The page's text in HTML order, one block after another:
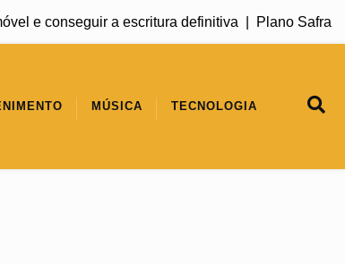
conseguir a escritura definitiva |Plano Safra 2026/
MÚSICA TECNOLOGIA